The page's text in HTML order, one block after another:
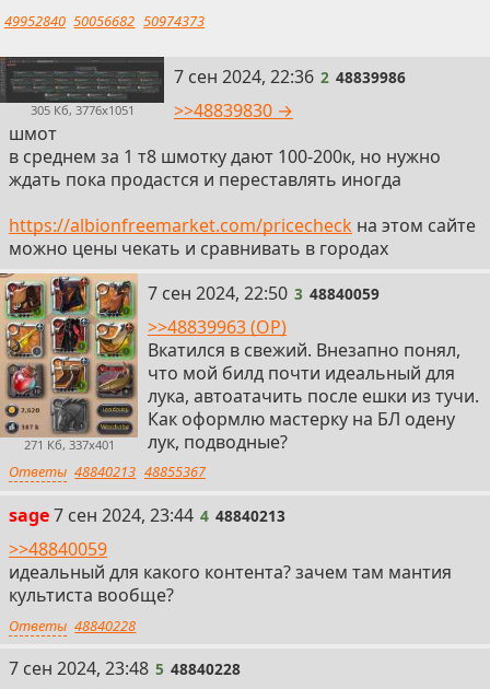
49952840 50056682 50974373
305 Кб, 3776x1051
2
7 сен 2024, 22:36 2 48839986
>>48839830 →
шмот
в среднем за 1 т8 шмотку дают 100-200к, но нужно
ждать пока продастся и переставлять иногда
https://albionfreemarket.com/pricecheck на этом сайте
можно цены чекать и сравнивать в городах
271 Кб, 337x401
3
7 сен 2024, 22:50 3 48840059
>>48839963 (OP)
Вкатился в свежий. Внезапно понял,
что мой билд почти идеальный для
лука, автоатачить после ешки из тучи.
Как оформлю мастерку на БЛ одену
лук, подводные?
Ответы 48840213 48855367
sage4
7 сен 2024, 23:44 4 48840213
>>48840059
идеальный для какого контента? зачем там мантия
культиста вообще?
Ответы 48840228
5
7 сен 2024, 23:48 5 48840228